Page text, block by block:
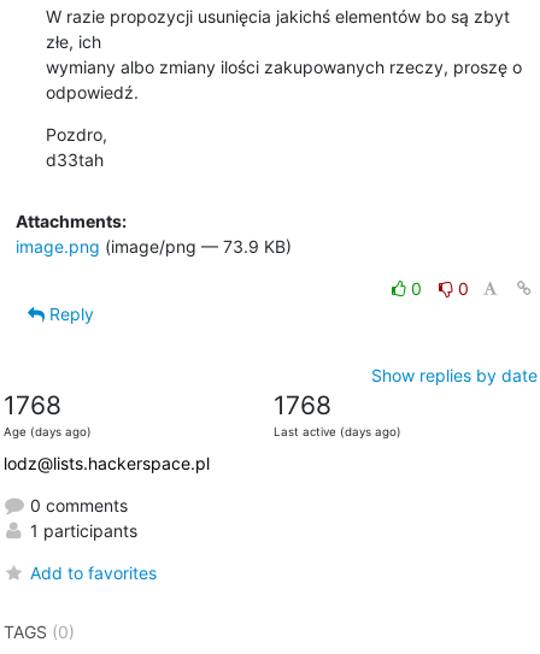
W razie propozycji usunięcia jakichś elementów bo są zbyt
złe, ich
wymiany albo zmiany ilości zakupowanych rzeczy, proszę o
odpowiedź.
Pozdro,
d33tah
Attachments:
image.png (image/png — 73.9 KB)
0
0
Reply
Show replies by date
1768
Age (days ago)
1768
Last active (days ago)
lodz@lists.hackerspace.pl
0 comments
1 participants
Add to favorites
TAGS (0)